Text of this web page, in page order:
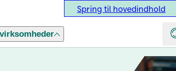
Spring til hovedindhold